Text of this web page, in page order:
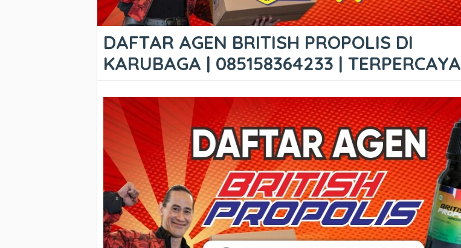
DAFTAR AGEN BRITISH PROPOLIS DI
KARUBAGA | 085158364233 | TERPERCAYA